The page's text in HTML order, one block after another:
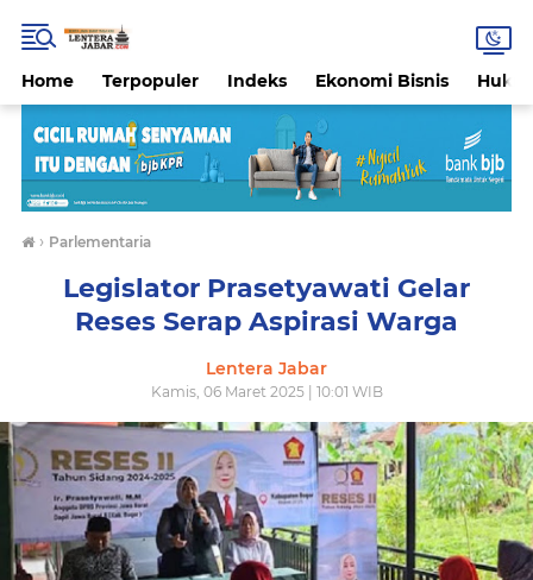
Home Terpopuler Indeks Ekonomi Bisnis
› Parlementaria
Legislator Prasetyawati Gelar
Reses Serap Aspirasi Warga
Lentera Jabar
Kamis, 06 Maret 2025 | 10:01 WIB